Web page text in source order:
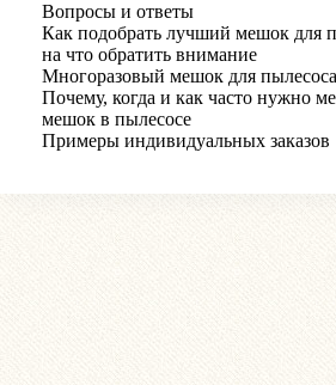
Вопросы и ответы
Как подобрать лучший мешок для
на что обратить внимание
Многоразовый мешок для пылесоса
Почему, когда и как часто нужно
мешок в пылесосе
Примеры индивидуальных заказов